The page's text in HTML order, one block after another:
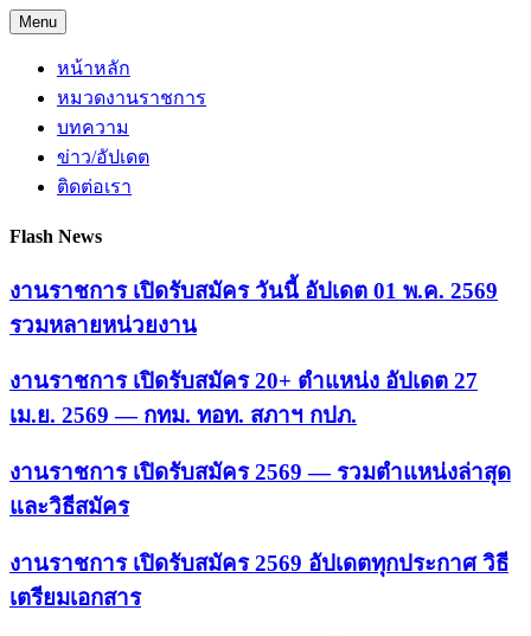
Skip
to
content
Menu
หน้าหลัก
หมวดงานราชการ
บทความ
ข่าว/อัปเดต
ติดต่อเรา
Flash News
งานราชการ เปิดรับสมัคร วันนี้ อัปเดต 01 พ.ค. 2569
รวมหลายหน่วยงาน
งานราชการ เปิดรับสมัคร 20+ ตำแหน่ง อัปเดต 27
เม.ย. 2569 — กทม. ทอท. สภาฯ กปภ.
งานราชการ เปิดรับสมัคร 2569 — รวมตำแหน่งล่าสุด
และวิธีสมัคร
งานราชการ เปิดรับสมัคร 2569 อัปเดตทุกประกาศ วิธี
เตรียมเอกสาร